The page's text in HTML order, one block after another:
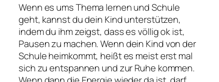
Wenn es ums Thema lernen und Schule
geht, kannst du dein Kind unterstützen,
indem du ihm zeigst, dass es völlig ok ist,
Pausen zu machen. Wenn dein Kind von der
Schule heimkommt, heißt es meist erst mal
sich zu entspannen und zur Ruhe kommen.